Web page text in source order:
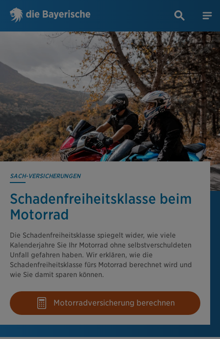
SACH-VERSICHERUNGEN
Schadenfreiheits­klasse beim
Motorrad
Die Schadenfreiheitsklasse spiegelt wider, wie viele
Kalenderjahre Sie Ihr Motorrad ohne selbstverschuldeten
Unfall gefahren haben. Wir erklären, wie die
Schadenfreiheitsklasse fürs Motorrad berechnet wird und
wie Sie damit sparen können.
Motorradversicherung berechnen